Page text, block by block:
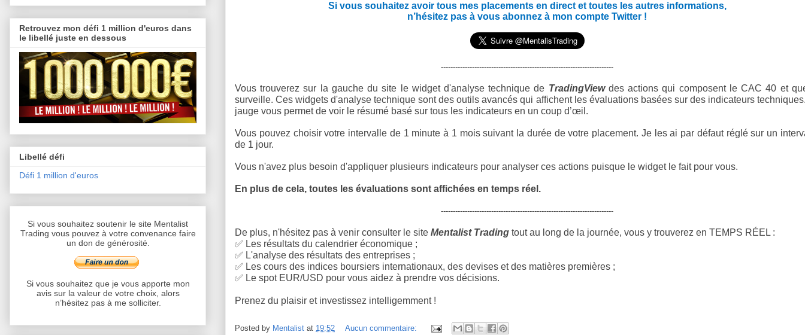
Si vous souhaitez avoir tous mes placements en direct et toutes les autres informations,
n’hésitez pas à vous abonnez à mon compte Twitter !
------------------------------------------------------------------------
Vous trouverez sur la gauche du site le widget d'analyse technique de TradingView des actions qui composent le CAC 40 et
surveille. Ces widgets d'analyse technique sont des outils avancés qui affichent les évaluations basées sur des indicateurs
jauge vous permet de voir le résumé basé sur tous les indicateurs en un coup d’œil.
Vous pouvez choisir votre intervalle de 1 minute à 1 mois suivant la durée de votre placement. Je les ai par défaut réglé sur un
de 1 jour.
Vous n'avez plus besoin d'appliquer plusieurs indicateurs pour analyser ces actions puisque le widget le fait pour vous.
En plus de cela, toutes les évaluations sont affichées en temps réel.
------------------------------------------------------------------------
De plus, n'hésitez pas à venir consulter le site Mentalist Trading tout au long de la journée, vous y trouverez en TEMPS RÉEL :
✅ Les résultats du calendrier économique ;
✅ L'analyse des résultats des entreprises ;
✅ Les cours des indices boursiers internationaux, des devises et des matières premières ;
✅ Le spot EUR/USD pour vous aidez à prendre vos décisions.
Prenez du plaisir et investissez intelligemment !
Posted by Mentalist at 19:52
Aucun commentaire:
Retrouvez mon défi 1 million d'euros dans
le libellé juste en dessous
Libellé défi
Défi 1 million d'euros
Si vous souhaitez soutenir le site Mentalist
Trading vous pouvez à votre convenance faire
un don de générosité.
Si vous souhaitez que je vous apporte mon
avis sur la valeur de votre choix, alors
n’hésitez pas à me solliciter.